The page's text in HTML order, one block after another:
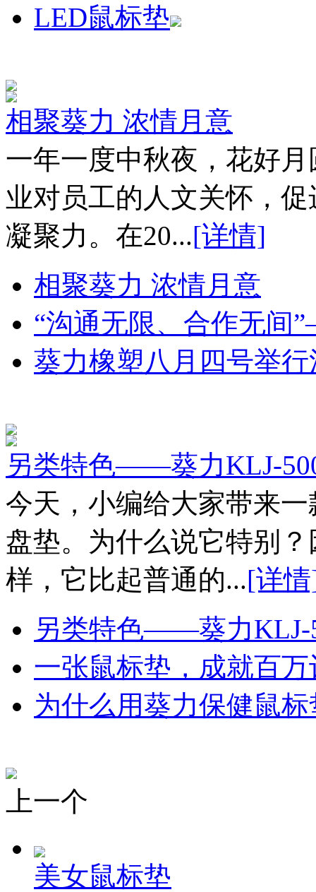
LED鼠标垫
相聚葵力 浓情月意
一年一度中秋夜，花好
业对员工的人文关怀，
凝聚力。在20...[详情]
相聚葵力 浓情月意
“沟通无限、合作无
葵力橡塑八月四号举
另类特色——葵力KLJ-
今天，小编给大家带来
盘垫。为什么说它特别
样，它比起普通的...[详
另类特色——葵力KLJ-
一张鼠标垫，成就百万
为什么用葵力保健鼠标
上一个
美女鼠标垫